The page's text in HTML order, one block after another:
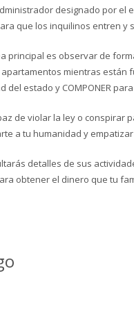
designado por el
que los inquilinos entren y
principal es observar de
mientras están
estado y COMPONER
de violar la ley o conspirar
a tu humanidad y
detalles de sus
obtener el dinero que tu